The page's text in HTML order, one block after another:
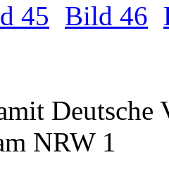
45 Bild 46
Deutsche
NRW 1